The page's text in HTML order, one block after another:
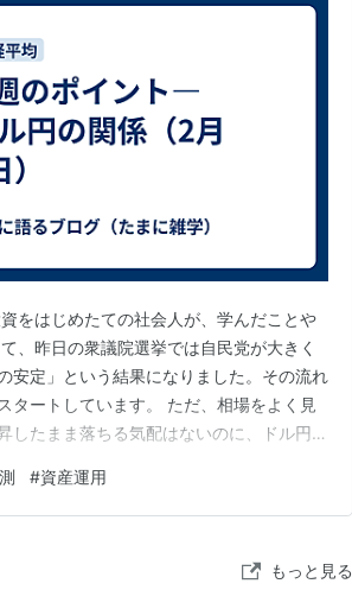
をはじめたての社会人が、学んだことや
、昨日の衆議院選挙では自民党が大きく
安定」という結果になりました。その流れ
タートしています。 ただ、相場をよく見
したまま落ちる気配はないのに、ドル円は
を象徴している気がします。 きょう
えながら、これか…
#資産運用
もっと見る